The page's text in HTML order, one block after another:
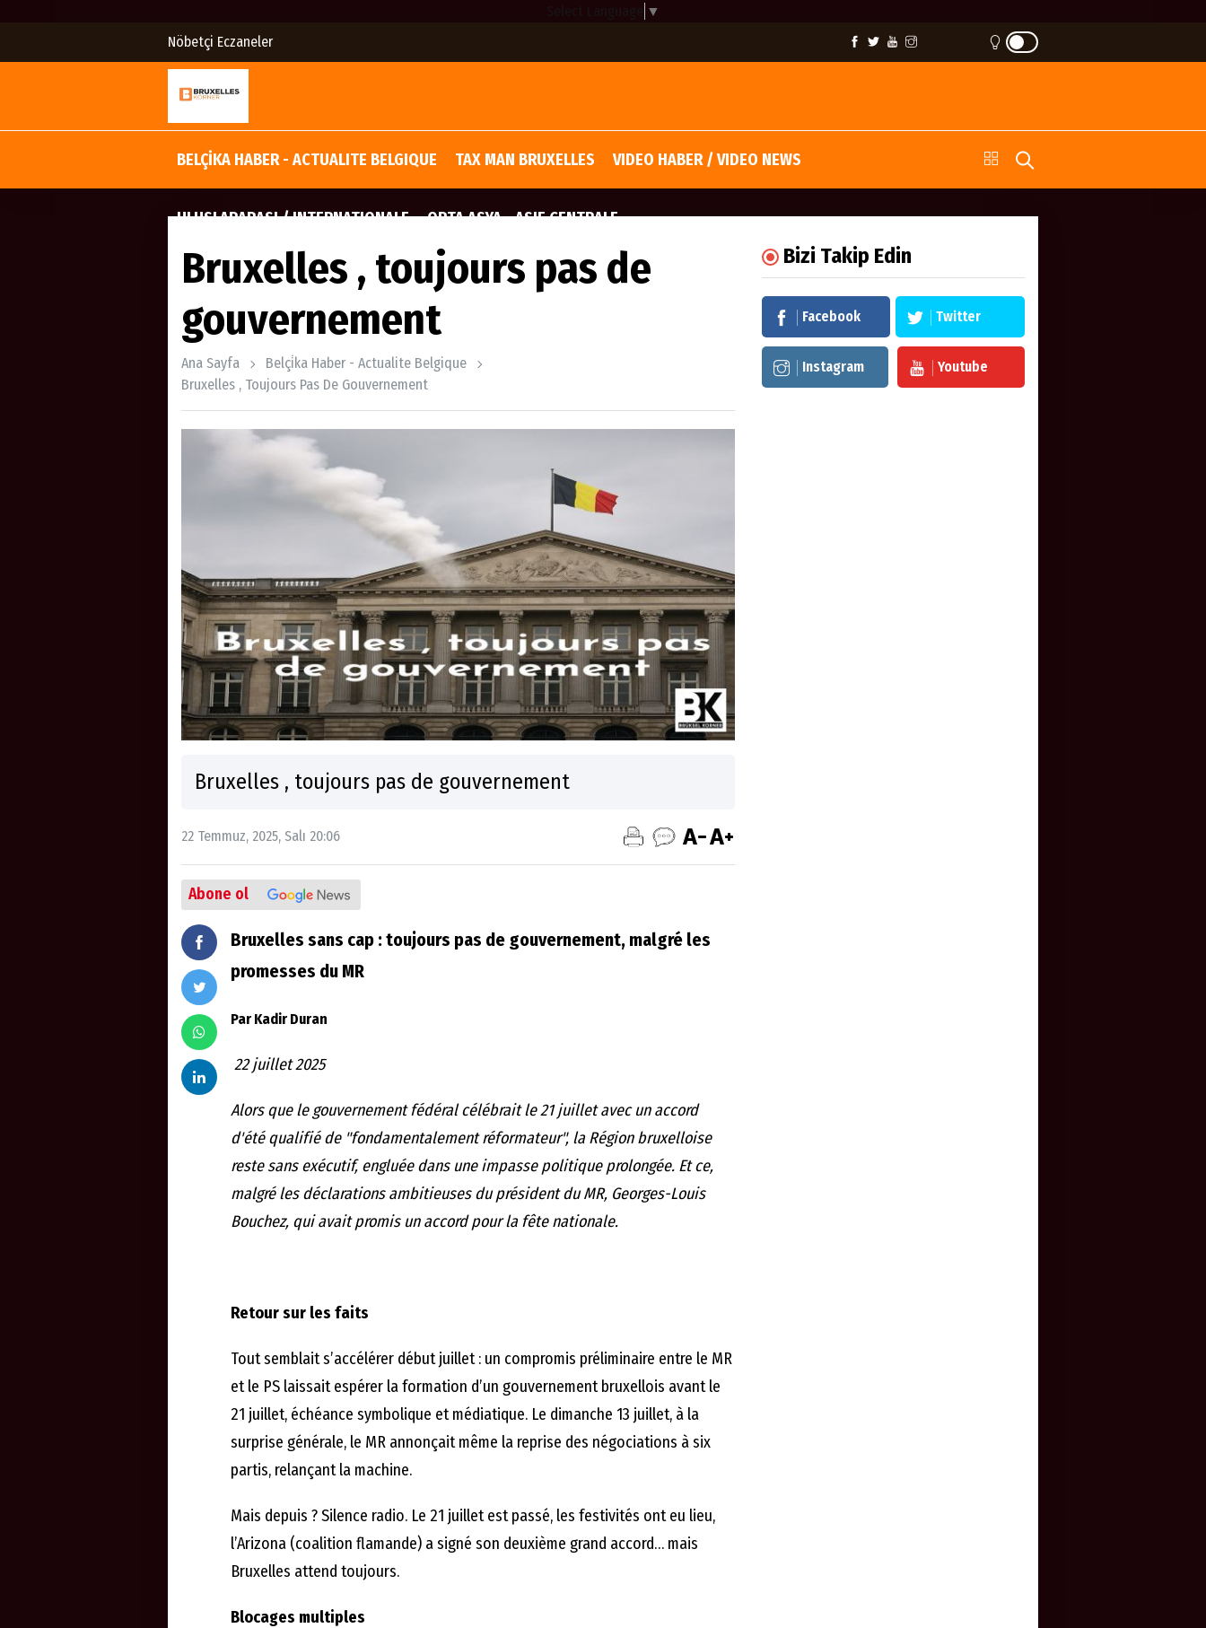
▼
Nöbetçi Eczaneler
BELÇİKA HABER - ACTUALITE BELGIQUE TAX MAN BRUXELLES VIDEO HABER / VIDEO NEWS
ULUSLARARASI / INTERNATIONALE ORTA ASYA - ASIE CENTRALE
Bruxelles , toujours pas de
gouvernement
Ana Sayfa
Belçi̇ka Haber - Actualite Belgique
Bruxelles , Toujours Pas De Gouvernement
Bruxelles , toujours pas de gouvernement
22 Temmuz, 2025, Salı 20:06
Abone ol
Bruxelles sans cap : toujours pas de gouvernement, malgré les
promesses du MR
Par Kadir Duran
22 juillet 2025
Alors que le gouvernement fédéral célébrait le 21 juillet avec un accord
d'été qualifié de "fondamentalement réformateur", la Région bruxelloise
reste sans exécutif, engluée dans une impasse politique prolongée. Et ce,
malgré les déclarations ambitieuses du président du MR, Georges-Louis
Bouchez, qui avait promis un accord pour la fête nationale.
Retour sur les faits
Tout semblait s’accélérer début juillet : un compromis préliminaire entre le MR
et le PS laissait espérer la formation d’un gouvernement bruxellois avant le
21 juillet, échéance symbolique et médiatique. Le dimanche 13 juillet, à la
surprise générale, le MR annonçait même la reprise des négociations à six
partis, relançant la machine.
Mais depuis ? Silence radio. Le 21 juillet est passé, les festivités ont eu lieu,
l’Arizona (coalition flamande) a signé son deuxième grand accord… mais
Bruxelles attend toujours.
Blocages multiples
Bizi Takip Edin
Facebook Twitter
Instagram Youtube